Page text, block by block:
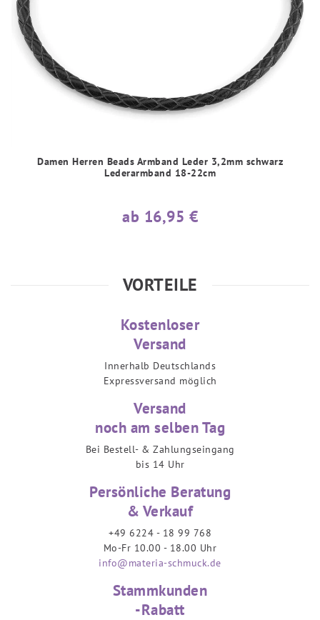
Damen Herren Beads Armband Leder 3,2mm schwarz
Lederarmband 18-22cm
ab 16,95 €
VORTEILE
Kostenloser
Versand
Innerhalb Deutschlands
Expressversand möglich
Versand
noch am selben Tag
Bei Bestell- & Zahlungseingang
bis 14 Uhr
Persönliche Beratung
& Verkauf
+49 6224 - 18 99 768
Mo-Fr 10.00 - 18.00 Uhr
info@materia-schmuck.de
Stammkunden
-Rabatt